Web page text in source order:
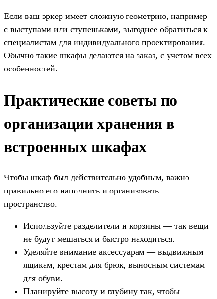
Если ваш эркер имеет сложную геометрию, например
с выступами или ступеньками, выгоднее обратиться к
специалистам для индивидуального проектирования.
Обычно такие шкафы делаются на заказ, с учетом всех
особенностей.
Практические советы по
организации хранения в
встроенных шкафах
Чтобы шкаф был действительно удобным, важно
правильно его наполнить и организовать
пространство.
Используйте разделители и корзины — так вещи
не будут мешаться и быстро находиться.
Уделяйте внимание аксессуарам — выдвижным
ящикам, крестам для брюк, выносным системам
для обуви.
Планируйте высоту и глубину так, чтобы